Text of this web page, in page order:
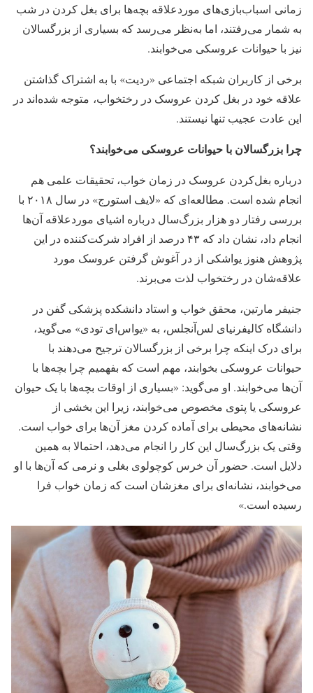
زمانی اسباب‌بازی‌های موردعلاقه بچه‌ها برای بغل کردن در شب
به شمار می‌رفتند، اما به‌نظر می‌رسد که بسیاری از بزرگسالان
نیز با حیوانات عروسکی می‌خوابند.
برخی از کاربران شبکه اجتماعی «ردیت» با به اشتراک گذاشتن
علاقه خود در بغل کردن عروسک در رختخواب، متوجه شده‌اند در
این عادت عجیب تنها نیستند.
چرا بزرگسالان با حیوانات عروسکی می‌خوابند؟
درباره بغل‌کردن عروسک در زمان خواب، تحقیقات علمی هم
انجام شده است. مطالعه‌ای که «لایف استورج» در سال ۲۰۱۸ با
بررسی رفتار دو هزار بزرگ‌سال درباره اشیای موردعلاقه آن‌ها
انجام داد، نشان داد که ۴۳ درصد از افراد شرکت‌کننده در این
پژوهش هنوز یواشکی از در آغوش گرفتن عروسک مورد
علاقه‌شان در رختخواب لذت می‌برند.
جنیفر مارتین، محقق خواب و استاد دانشکده پزشکی گفن در
دانشگاه کالیفرنیای لس‌آنجلس، به «یو‌اس‌ای تودی» می‌گوید،
برای درک اینکه چرا برخی از بزرگسالان ترجیح می‌دهند با
حیوانات عروسکی بخوابند، مهم است که بفهمیم چرا بچه‌ها با
آن‌ها می‌خوابند. او می‌گوید: «بسیاری از اوقات بچه‌ها با یک حیوان
عروسکی یا پتوی مخصوص می‌خوابند، زیرا این بخشی از
نشانه‌های محیطی برای آماده کردن مغز آن‌ها برای خواب است.
وقتی یک بزرگ‌سال این کار را انجام می‌دهد، احتمالا به همین
دلایل است. حضور آن خرس کوچولوی بغلی و نرمی که آن‌ها با او
می‌خوابند، نشانه‌ای برای مغزشان است که زمان خواب فرا
رسیده است.»